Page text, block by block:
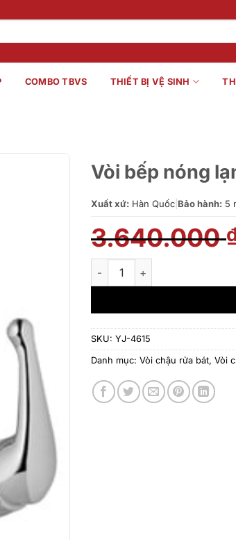
COMBO TBVS THIẾT BỊ VỆ SINH
Vòi bếp nóng
Xuất xứ: Hàn Quốc Bảo hành: 5
3.640.000
Vòi bếp nóng lạnh
SKU: YJ-4615
Danh mục: Vòi chậu rửa bát, Vòi